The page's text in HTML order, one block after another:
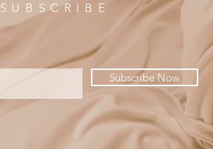
SUBSCRIBE
Subscribe Now